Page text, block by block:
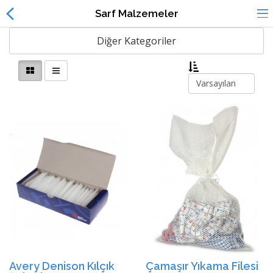
Sarf Malzemeler
Diğer Kategoriler
Avery Denison Kılçık
Çamaşır Yıkama Filesi
Alışveriş
Listem